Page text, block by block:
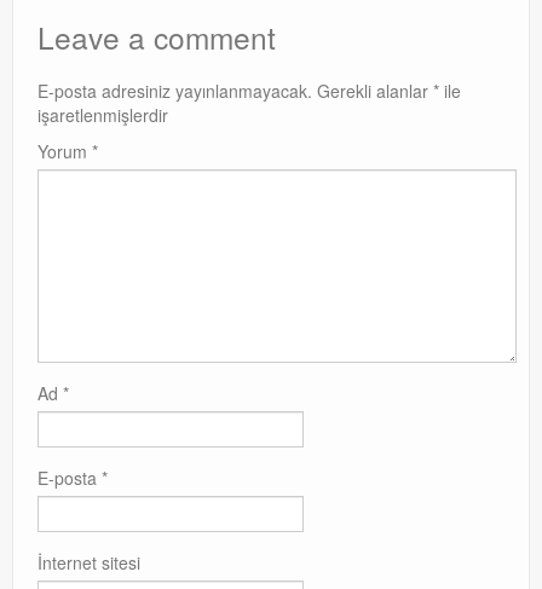
Leave a comment
E-posta adresiniz yayınlanmayacak. Gerekli alanlar * ile
işaretlenmişlerdir
Yorum *
Ad *
E-posta *
İnternet sitesi